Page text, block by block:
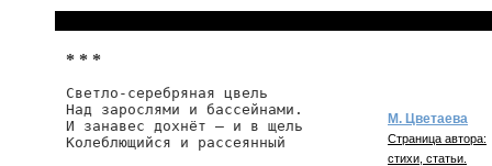
* * *
Светло-серебряная цвель
Над зарослями и бассейнами.
И занавес дохнёт — и в щель
Колеблющийся и рассеянный
М. Цветаева
Страница автора:
стихи, статьи.